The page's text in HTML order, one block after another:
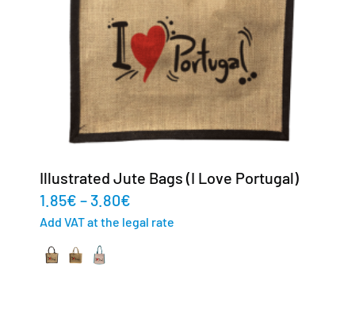
Illustrated Jute Bags (I Love Portugal)
1.85€ – 3.80€
Add VAT at the legal rate